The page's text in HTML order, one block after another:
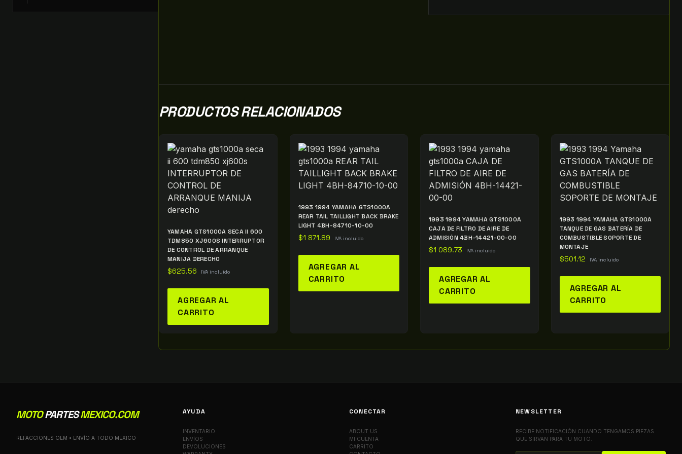
PRODUCTOS RELACIONADOS
YAMAHA GTS1000A SECA II 600
TDM850 XJ600S INTERRUPTOR
DE CONTROL DE ARRANQUE
MANIJA DERECHO
$625.56 IVA incluido
AGREGAR AL
CARRITO
1993 1994 YAMAHA GTS1000A
REAR TAIL TAILLIGHT BACK BRAKE
LIGHT 4BH-84710-10-00
$1 871.89 IVA incluido
AGREGAR AL
CARRITO
1993 1994 YAMAHA GTS1000A
CAJA DE FILTRO DE AIRE DE
ADMISIÓN 4BH-14421-00-00
$1 089.73 IVA incluido
AGREGAR AL
CARRITO
1993 1994 YAMAHA GTS1000A
TANQUE DE GAS BATERÍA DE
COMBUSTIBLE SOPORTE DE
MONTAJE
$501.12 IVA incluido
AGREGAR AL
CARRITO
MOTOPARTESMEXICO.COM
REFACCIONES OEM • ENVÍO A TODO MÉXICO
AYUDA
INVENTARIO
ENVÍOS
DEVOLUCIONES
CONECTAR
ABOUT US
MI CUENTA
CARRITO
NEWSLETTER
RECIBE NOTIFICACIÓN CUANDO TENGAMOS PIEZAS
QUE SIRVAN PARA TU MOTO.